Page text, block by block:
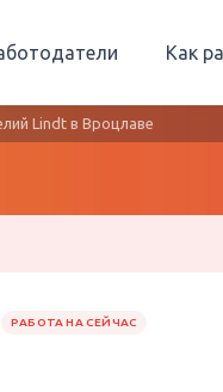
Как
Lindt в Вроцлаве
РАБОТА НА СЕЙЧАС